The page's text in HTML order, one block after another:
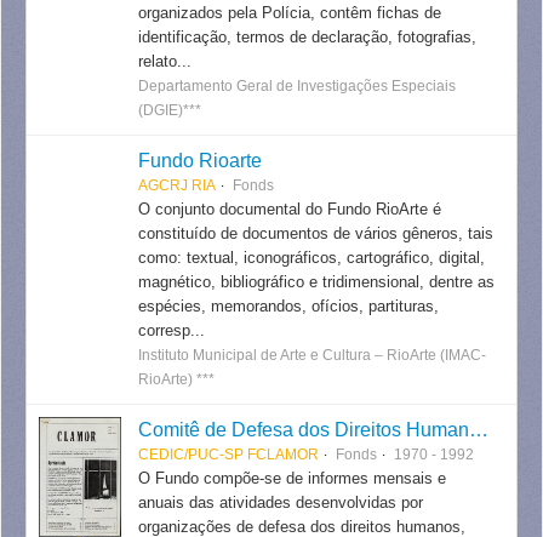
organizados pela Polícia, contêm fichas de
identificação, termos de declaração, fotografias,
relato...
Departamento Geral de Investigações Especiais
(DGIE)***
Fundo Rioarte
AGCRJ RIA Fonds
O conjunto documental do Fundo RioArte é
constituído de documentos de vários gêneros, tais
como: textual, iconográficos, cartográfico, digital,
magnético, bibliográfico e tridimensional, dentre as
espécies, memorandos, ofícios, partituras,
corresp...
Instituto Municipal de Arte e Cultura – RioArte (IMAC-
RioArte) ***
Comitê de Defesa dos Direitos Humanos para os Países do Cone Sul - CLAMOR
CEDIC/PUC-SP FCLAMOR Fonds 1970 - 1992
O Fundo compõe-se de informes mensais e
anuais das atividades desenvolvidas por
organizações de defesa dos direitos humanos,